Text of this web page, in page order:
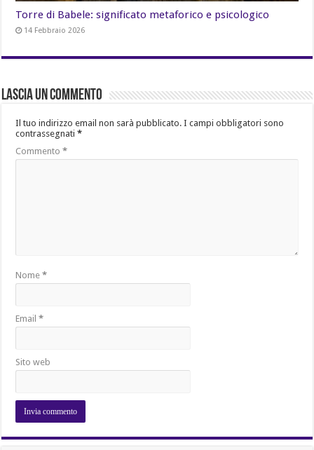
Torre di Babele: significato metaforico e psicologico
14 Febbraio 2026
Lascia un commento
Il tuo indirizzo email non sarà pubblicato. I campi obbligatori sono
contrassegnati*
Commento*
Nome*
Email*
Sito web